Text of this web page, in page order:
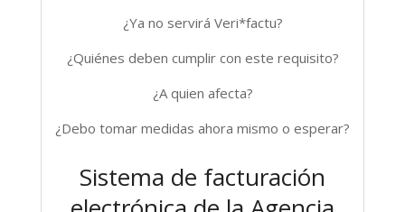
¿Ya no servirá Veri*factu?
¿Quiénes deben cumplir con este requisito?
¿A quien afecta?
¿Debo tomar medidas ahora mismo o esperar?
Sistema de facturación